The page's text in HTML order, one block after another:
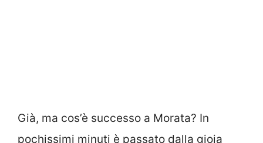
Già, ma cos’è successo a Morata? In
pochissimi minuti è passato dalla gioia